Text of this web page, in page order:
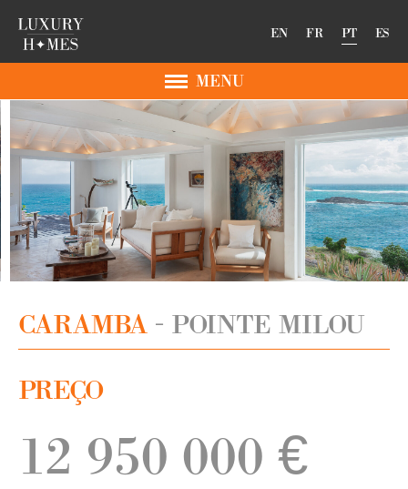
MENU
EN FR PT ES
CARAMBA
POINTE MILOU
PREÇO
12 950 000 €